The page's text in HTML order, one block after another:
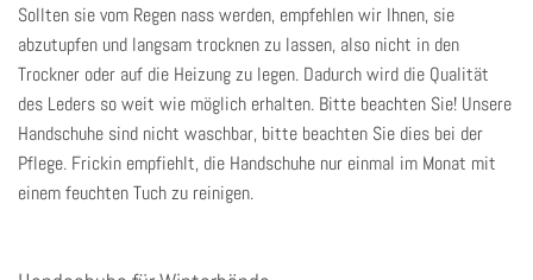
Sollten sie vom Regen nass werden, empfehlen wir Ihnen, sie
abzutupfen und langsam trocknen zu lassen, also nicht in den
Trockner oder auf die Heizung zu legen. Dadurch wird die Qualität
des Leders so weit wie möglich erhalten. Bitte beachten Sie! Unsere
Handschuhe sind nicht waschbar, bitte beachten Sie dies bei der
Pflege. Frickin empfiehlt, die Handschuhe nur einmal im Monat mit
einem feuchten Tuch zu reinigen.